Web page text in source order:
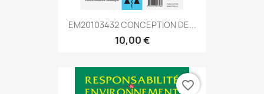
EM20103432 CONCEPTION DE...
10,00 €
favorite_border